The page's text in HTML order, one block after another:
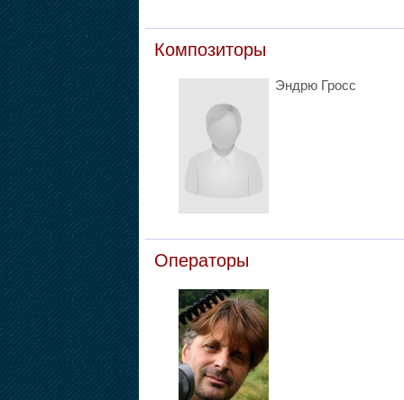
Композиторы
Эндрю Гросс
Операторы